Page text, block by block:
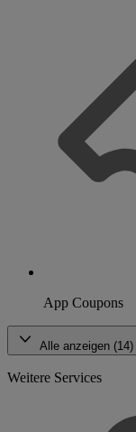
App Coupons
Alle anzeigen (14)
Weitere Services